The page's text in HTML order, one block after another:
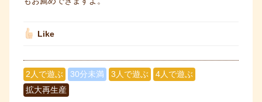
Like
2人で遊ぶ 30分未満 3人で遊ぶ
4人で遊ぶ
拡大再生産